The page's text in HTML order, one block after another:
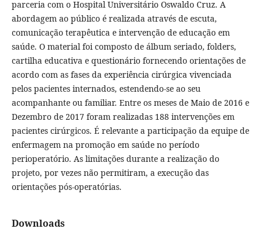
parceria com o Hospital Universitário Oswaldo Cruz. A
abordagem ao público é realizada através de escuta,
comunicação terapêutica e intervenção de educação em
saúde. O material foi composto de álbum seriado, folders,
cartilha educativa e questionário fornecendo orientações de
acordo com as fases da experiência cirúrgica vivenciada
pelos pacientes internados, estendendo-se ao seu
acompanhante ou familiar. Entre os meses de Maio de 2016 e
Dezembro de 2017 foram realizadas 188 intervenções em
pacientes cirúrgicos. É relevante a participação da equipe de
enfermagem na promoção em saúde no período
perioperatório. As limitações durante a realização do
projeto, por vezes não permitiram, a execução das
orientações pós-operatórias.
Downloads